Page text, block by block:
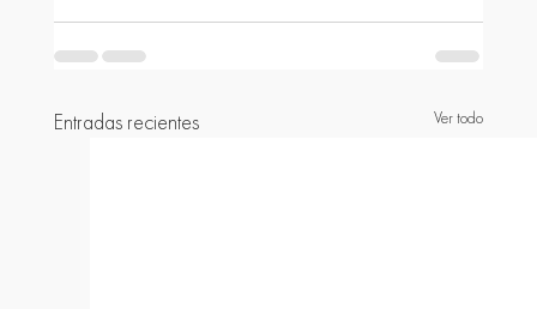
Entradas recientes Ver todo